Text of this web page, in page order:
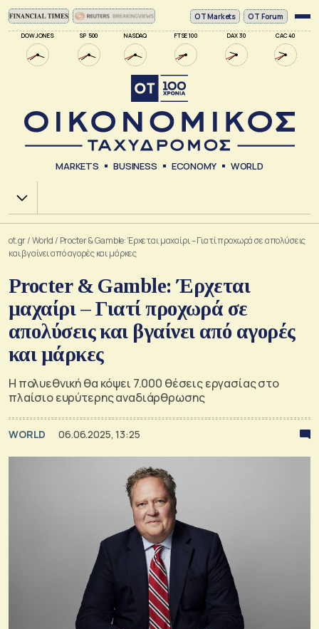
DOW JONES SP 500 NASDAQ FTSE 100 DAX 30 CAC 40
ΟΤ Markets OT Forum
MARKETS BUSINESS ECONOMY WORLD
Χ.Α.
ot.gr/World / Procter & Gamble: Έρχεται μαχαίρι – Γιατί προχωρά σε απολύσεις
και βγαίνει από αγορές και μάρκες
Procter & Gamble: Έρχεται
μαχαίρι – Γιατί προχωρά σε
απολύσεις και βγαίνει από αγορές
και μάρκες
Η πολυεθνική θα κόψει 7.000 θέσεις εργασίας στο
πλαίσιο ευρύτερης αναδιάρθρωσης
WORLD 06.06.2025, 13:25